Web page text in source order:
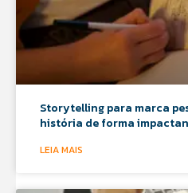
Storytelling para marca
história de forma
LEIA MAIS